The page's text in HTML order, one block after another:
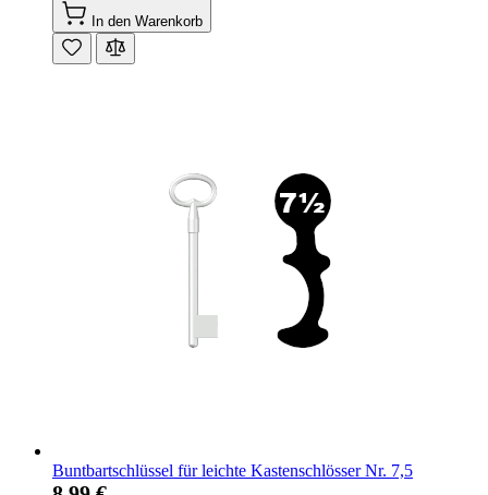
In den Warenkorb
Buntbartschlüssel für leichte Kastenschlösser Nr. 7,5